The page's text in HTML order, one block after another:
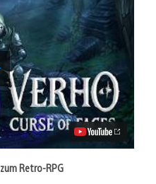
Verho
–
Curse
of
Faces:
PS5-
Preview
zum
Retro-Retro-RPG